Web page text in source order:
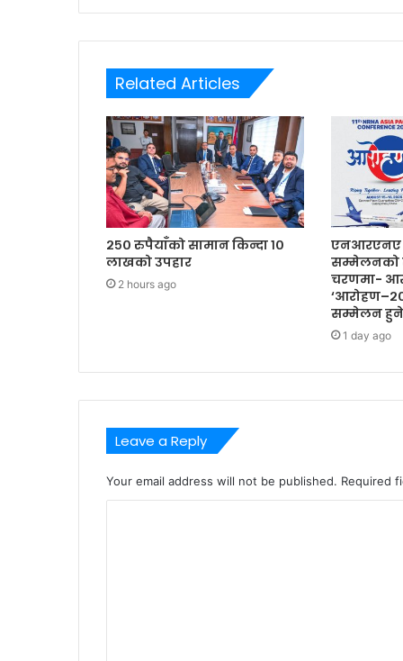
Related Articles
२५० रुपैयाँको सामान किन्दा १०
लाखको उपहार
2 hours ago
एनआरएनए
सम्मेलनको
चरणमा-
सम्मेलन हुने
1 day ago
Leave a Reply
Your email address will not be published. Required